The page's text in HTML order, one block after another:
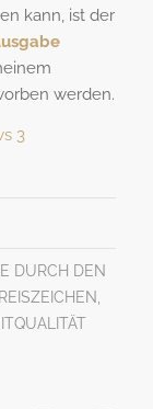
kann, ist der
werden.
3
DURCH DEN